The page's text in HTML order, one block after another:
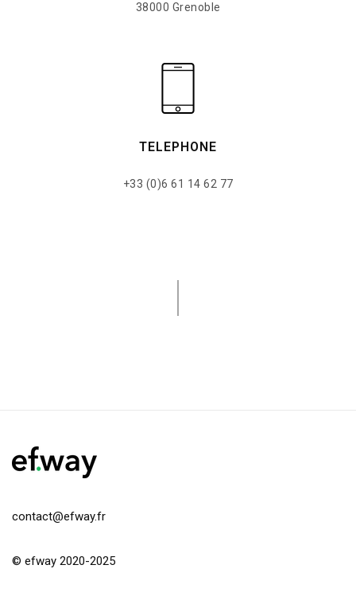
38000 Grenoble
TELEPHONE
+33 (0)6 61 14 62 77
contact@efway.fr
© efway 2020-2025